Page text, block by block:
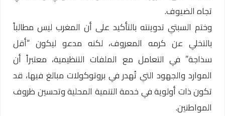
تجاه الضيوف.
وختم السبتي تدوينته بالتأكيد على أن المغرب ليس مطالباً
بالتخلي عن كرمه المعروف، لكنه مدعو ليكون “أقل
سذاجة” في التعامل مع الملفات التنظيمية، معتبراً أن
الموارد والجهود التي تُهدر في بروتوكولات مبالغ فيها، قد
تكون ذات أولوية في خدمة التنمية المحلية وتحسين ظروف
المواطنين.